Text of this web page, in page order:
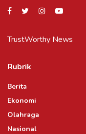
TrustWorthy News
Rubrik
Berita
Ekonomi
Olahraga
Nasional